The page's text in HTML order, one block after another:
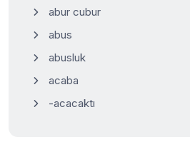
abur cubur
abus
abusluk
acaba
-acacaktı